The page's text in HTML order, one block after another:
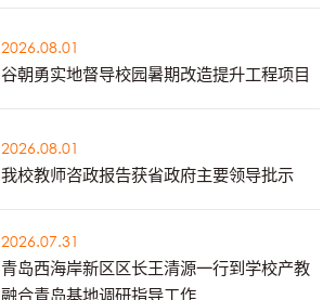
2026.08.01
谷朝勇实地督导校园暑期改造提升工程项目
2026.08.01
我校教师咨政报告获省政府主要领导批示
2026.07.31
青岛西海岸新区区长王清源一行到学校产教
融合青岛基地调研指导工作